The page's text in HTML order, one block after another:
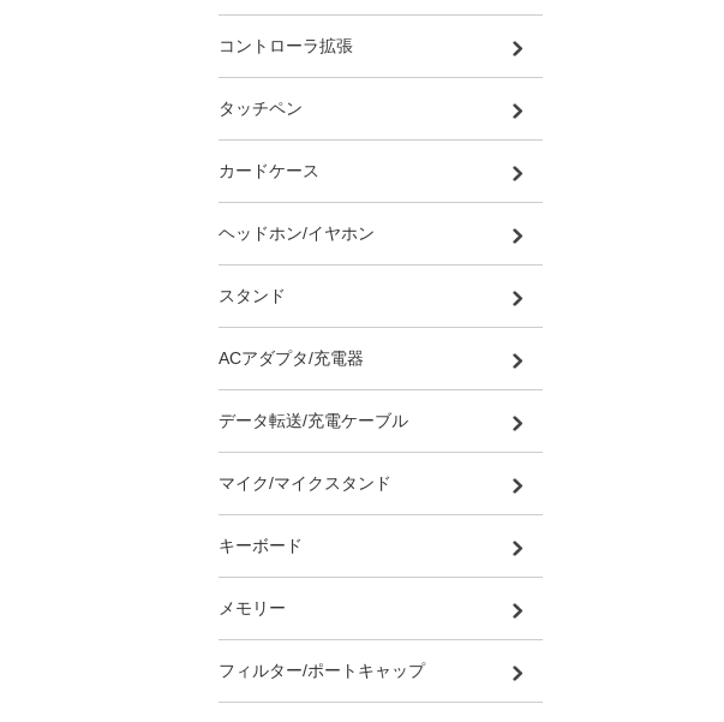
コントローラ拡張
タッチペン
カードケース
ヘッドホン/イヤホン
スタンド
ACアダプタ/充電器
データ転送/充電ケーブル
マイク/マイクスタンド
キーボード
メモリー
フィルター/ポートキャップ